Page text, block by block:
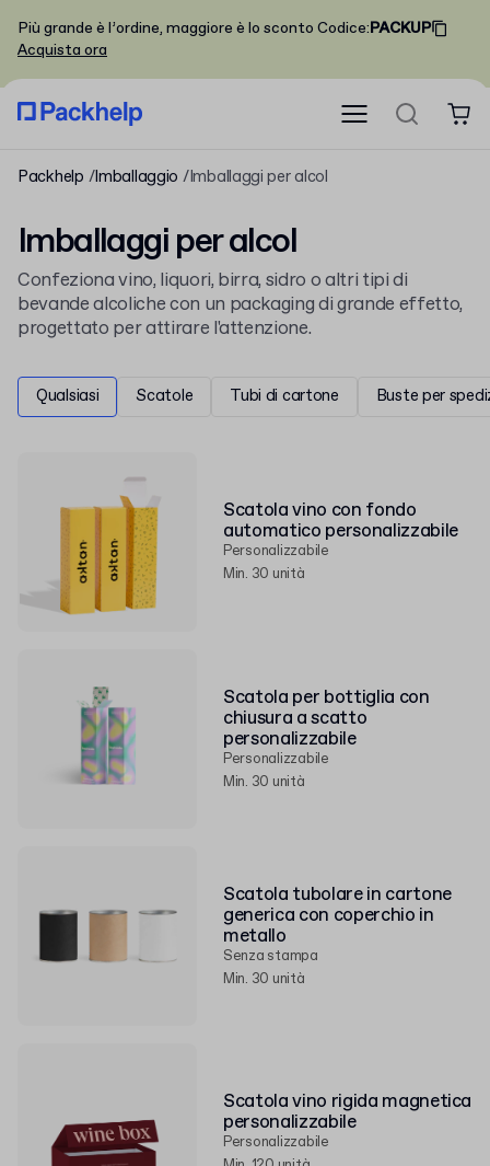
Più grande è l’ordine, maggiore è lo sconto Codice:PACKUP
Acquista ora
Packhelp Imballaggio Imballaggi per alcol
Imballaggi per alcol
Confeziona vino, liquori, birra, sidro o altri tipi di
bevande alcoliche con un packaging di grande effetto,
progettato per attirare l'attenzione.
Qualsiasi Scatole Tubi di cartone Buste per
Scatola vino con fondo
automatico personalizzabile
Personalizzabile
Min. 30 unità
Scatola per bottiglia con
chiusura a scatto
personalizzabile
Personalizzabile
Min. 30 unità
Scatola tubolare in cartone
generica con coperchio in
metallo
Senza stampa
Min. 30 unità
Scatola vino rigida magnetica
personalizzabile
Personalizzabile